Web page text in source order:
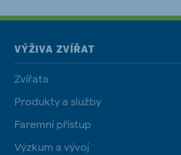
VÝŽIVA ZVÍŘAT
Zvířata
Produkty a služby
Faremní přístup
Výzkum a vývoj